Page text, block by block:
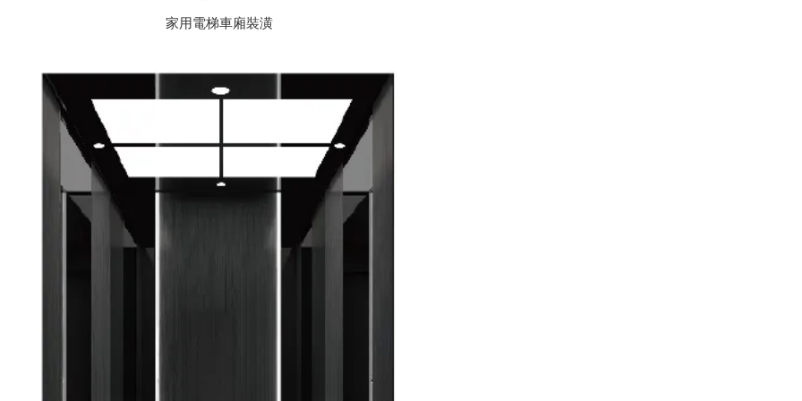
家用電梯車廂裝潢